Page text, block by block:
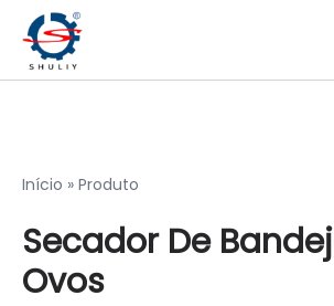
Início » Produto
Secador De
Ovos